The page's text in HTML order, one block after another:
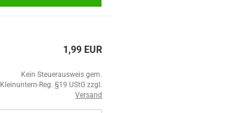
1,99 EUR
Kein Steuerausweis gem.
Kleinuntern-Reg. §19 UStG zzgl.
Versand